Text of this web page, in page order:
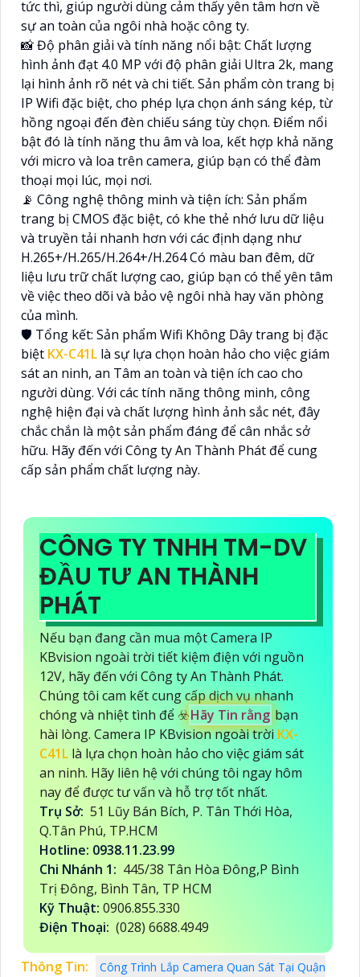
tức thì, giúp người dùng cảm thấy yên tâm hơn về
sự an toàn của ngôi nhà hoặc công ty.
📸 Độ phân giải và tính năng nổi bật: Chất lượng
hình ảnh đạt 4.0 MP với độ phân giải Ultra 2k, mang
lại hình ảnh rõ nét và chi tiết. Sản phẩm còn trang bị
IP Wifi đặc biệt, cho phép lựa chọn ánh sáng kép, từ
hồng ngoại đến đèn chiếu sáng tùy chọn. Điểm nổi
bật đó là tính năng thu âm và loa, kết hợp khả năng
với micro và loa trên camera, giúp bạn có thể đàm
thoại mọi lúc, mọi nơi.
📡 Công nghệ thông minh và tiện ích: Sản phẩm
trang bị CMOS đặc biệt, có khe thẻ nhớ lưu dữ liệu
và truyền tải nhanh hơn với các định dạng như
H.265+/H.265/H.264+/H.264 Có màu ban đêm, dữ
liệu lưu trữ chất lượng cao, giúp bạn có thể yên tâm
về việc theo dõi và bảo vệ ngôi nhà hay văn phòng
của mình.
🛡️ Tổng kết: Sản phẩm Wifi Không Dây trang bị đặc
biệt KX-C41L là sự lựa chọn hoàn hảo cho việc giám
sát an ninh, an Tâm an toàn và tiện ích cao cho
người dùng. Với các tính năng thông minh, công
nghệ hiện đại và chất lượng hình ảnh sắc nét, đây
chắc chắn là một sản phẩm đáng để cân nhắc sở
hữu. Hãy đến với Công ty An Thành Phát để cung
cấp sản phẩm chất lượng này.
CÔNG TY TNHH TM-DV
ĐẦU TƯ AN THÀNH
PHÁT
Nếu bạn đang cần mua một Camera IP
KBvision ngoài trời tiết kiệm điện với nguồn
12V, hãy đến với Công ty An Thành Phát.
Chúng tôi cam kết cung cấp dịch vụ nhanh
chóng và nhiệt tình để ☣️Hãy Tin rằng bạn
hài lòng. Camera IP KBvision ngoài trời KX-
C41L là lựa chọn hoàn hảo cho việc giám sát
an ninh. Hãy liên hệ với chúng tôi ngay hôm
nay để được tư vấn và hỗ trợ tốt nhất.
Trụ Sở: 51 Lũy Bán Bích, P. Tân Thới Hòa,
Q.Tân Phú, TP.HCM
Hotline: 0938.11.23.99
Chi Nhánh 1: 445/38 Tân Hòa Đông,P Bình
Trị Đông, Bình Tân, TP HCM
Kỹ Thuật: 0906.855.330
Điện Thoại: (028) 6688.4949
Thông Tin:
Công Trình Lắp Camera Quan Sát Tại Quận